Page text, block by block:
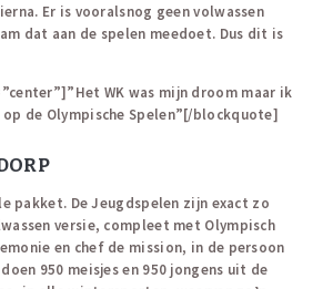
Er is vooralsnog geen volwassen
dat aan de spelen meedoet. Dus dit is
WK was mijn droom maar ik
op de Olympische Spelen”[/blockquote]
pakket. De Jeugdspelen zijn exact zo
versie, compleet met Olympisch
en chef de mission, in de persoon
950 meisjes en 950 jongens uit de